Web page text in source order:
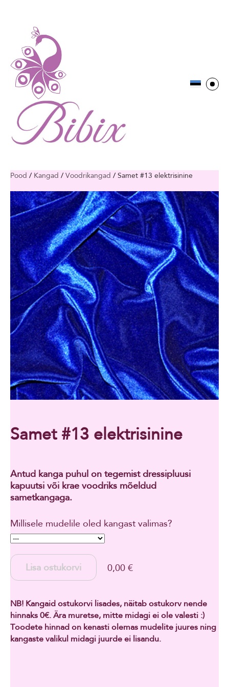
Pood / Kangad / Voodrikangad / Samet #13 elektrisinine
Samet #13 elektrisinine
Antud kanga puhul on tegemist dressipluusi
kapuutsi või krae voodriks mõeldud
sametkangaga.
Millisele mudelile oled kangast valimas?
Lisa ostukorvi 0,00 €
NB! Kangaid ostukorvi lisades, näitab ostukorv nende
hinnaks 0€. Ära muretse, mitte midagi ei ole valesti :)
Toodete hinnad on kenasti olemas mudelite juures ning
kangaste valikul midagi juurde ei lisandu.